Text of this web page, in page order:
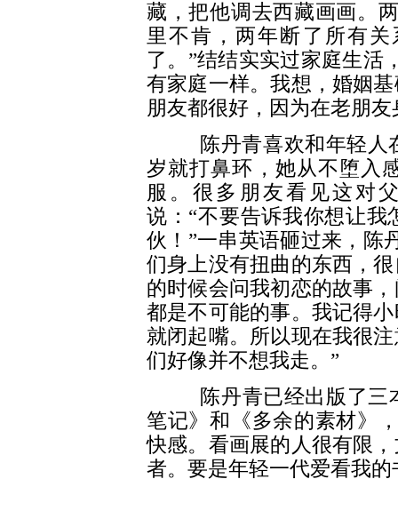
藏，把他调去西藏画画。
里不肯，两年断了所有
了。”结结实实过家庭生活
有家庭一样。我想，婚姻
朋友都很好，因为在老朋
陈丹青喜欢和年轻人在
岁就打鼻环，她从不堕入
服。很多朋友看见这对
说：“不要告诉我你想让
伙！”一串英语砸过来，陈
们身上没有扭曲的东西，
的时候会问我初恋的故事
都是不可能的事。我记得
就闭起嘴。所以现在我很
们好像并不想我走。”
陈丹青已经出版了三本
笔记》和《多余的素材》
快感。看画展的人很有限
者。要是年轻一代爱看我